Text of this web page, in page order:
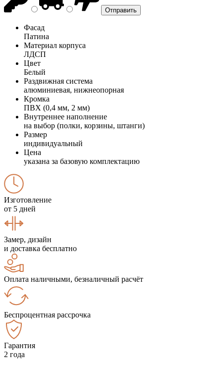
Фасад
Патина
Материал корпуса
ЛДСП
Цвет
Белый
Раздвижная система
алюминиевая, нижнеопорная
Кромка
ПВХ (0,4 мм, 2 мм)
Внутреннее наполнение
на выбор (полки, корзины, штанги)
Размер
индивидуальный
Цена
указана за базовую комплектацию
Изготовление
от 5 дней
Замер, дизайн
и доставка бесплатно
Оплата наличными, безналичный расчёт
Беспроцентная рассрочка
Гарантия
2 года